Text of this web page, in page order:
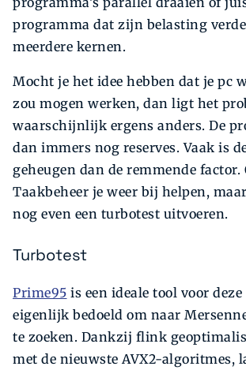
programma dat zijn belasting
meerdere kernen.
Mocht je het idee hebben dat je pc
zou mogen werken, dan ligt het
waarschijnlijk ergens anders. De
dan immers nog reserves. Vaak is
geheugen dan de remmende factor.
Taakbeheer je weer bij helpen,
nog even een turbotest uitvoeren.
Turbotest
Prime95 is een ideale tool voor
eigenlijk bedoeld om naar
te zoeken. Dankzij flink
met de nieuwste AVX2-algoritmes,